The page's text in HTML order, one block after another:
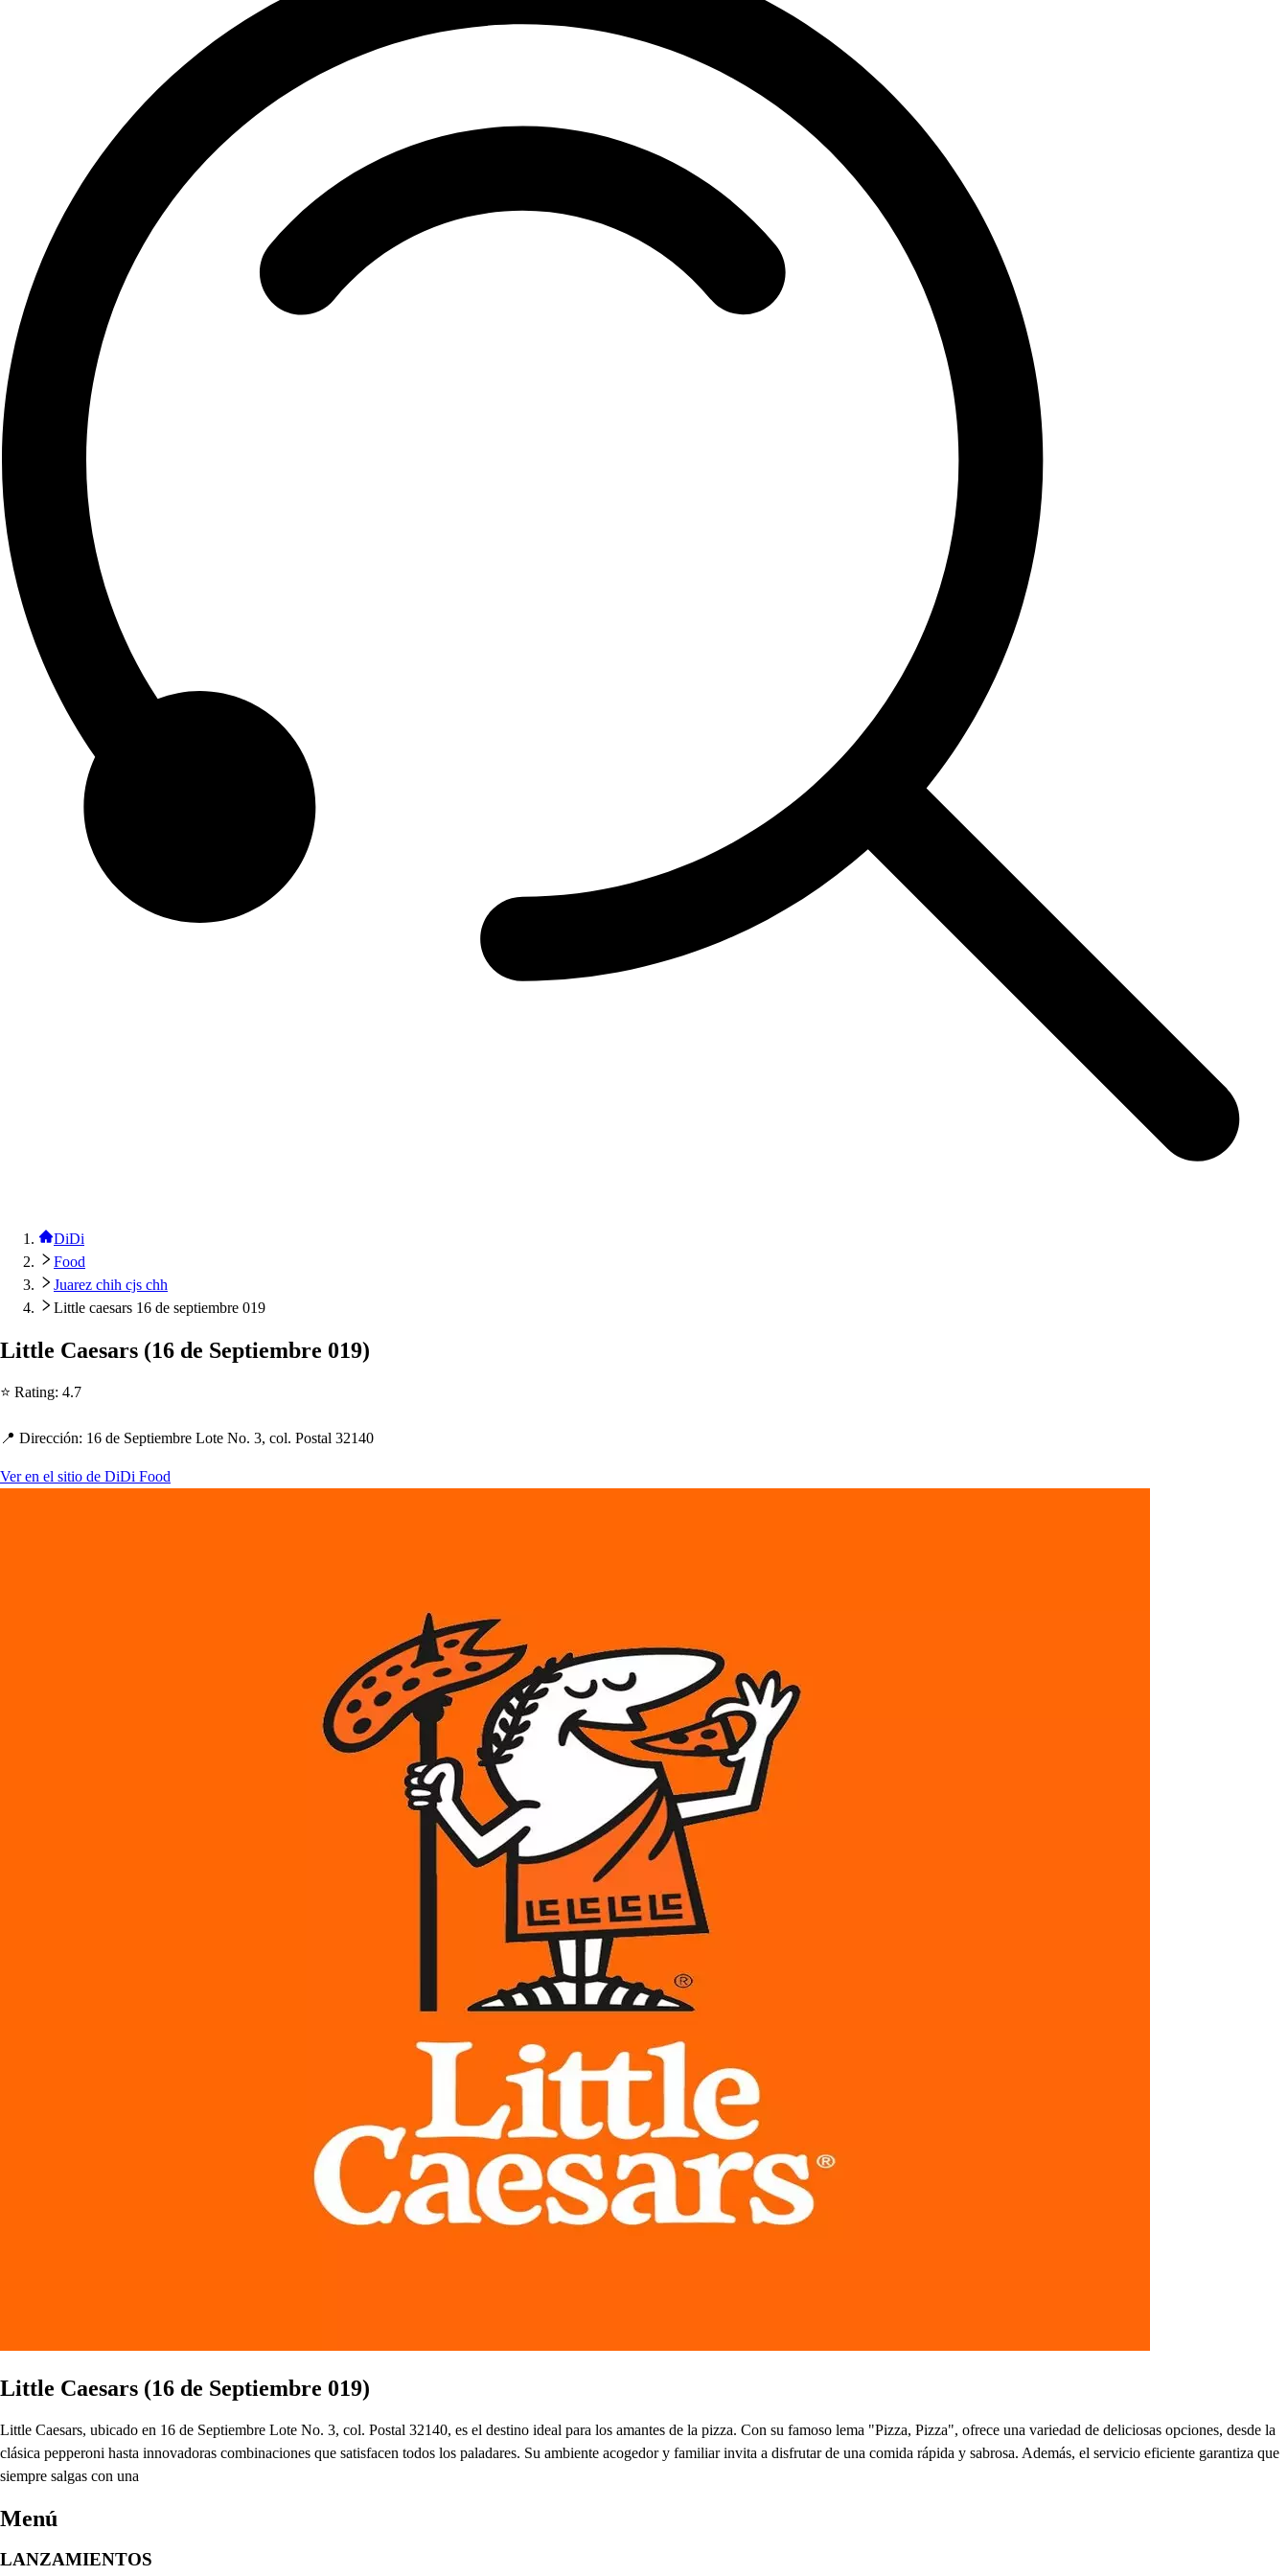
DiDi
Food
Juarez chih cjs chh
Little caesars 16 de septiembre 019
Little Caesars (16 de Septiembre 019)
⭐ Rating: 4.7
📍 Dirección: 16 de Septiembre Lote No. 3, col. Postal 32140
Ver en el sitio de DiDi Food
Little Caesars (16 de Septiembre 019)
Little Caesars, ubicado en 16 de Septiembre Lote No. 3, col. Postal 32140, es el destino ideal para los amantes de la pizza. Con su famoso lema "Pizza, Pizza", ofrece una variedad de deliciosas opciones, desde la
clásica pepperoni hasta innovadoras combinaciones que satisfacen todos los paladares. Su ambiente acogedor y familiar invita a disfrutar de una comida rápida y sabrosa. Además, el servicio eficiente garantiza que
siempre salgas con una
Menú
LANZAMIENTOS